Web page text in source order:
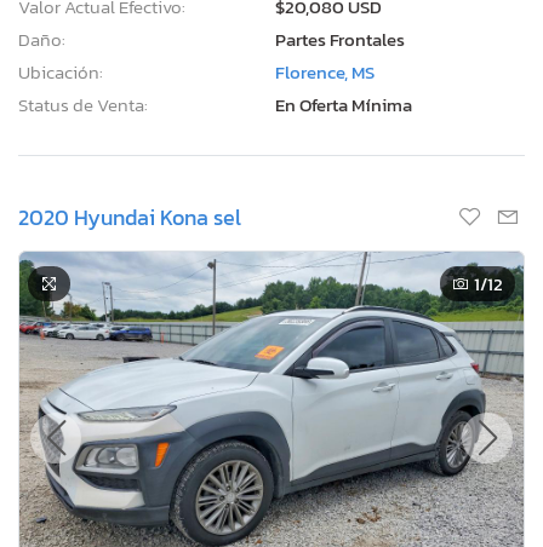
Valor Actual Efectivo:
$20,080 USD
Daño:
Partes Frontales
Ubicación:
Florence, MS
Status de Venta:
En Oferta Mínima
2020 Hyundai Kona sel
1/12